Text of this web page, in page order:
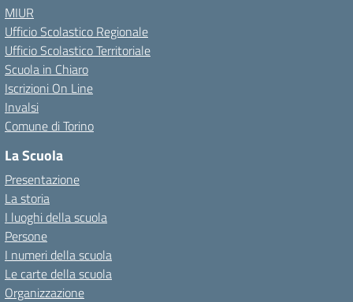
MIUR
Ufficio Scolastico Regionale
Ufficio Scolastico Territoriale
Scuola in Chiaro
Iscrizioni On Line
Invalsi
Comune di Torino
La Scuola
Presentazione
La storia
I luoghi della scuola
Persone
I numeri della scuola
Le carte della scuola
Organizzazione